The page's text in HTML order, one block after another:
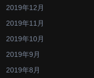
2019年12月
2019年11月
2019年10月
2019年9月
2019年8月